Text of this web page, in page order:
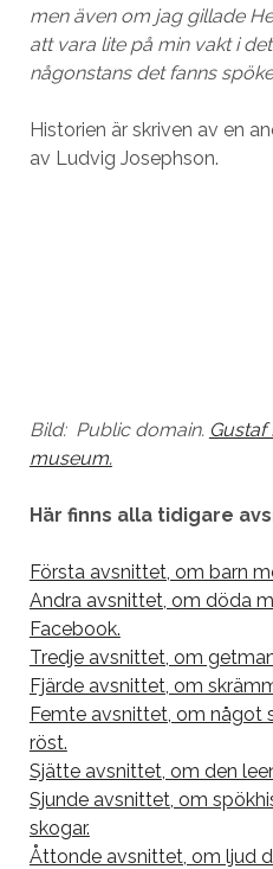
men även om jag gillade
att vara lite på min vakt i
någonstans det fanns
Historien är skriven av en
av Ludvig Josephson.
Bild: Public domain.
museum.
Här finns alla tidigare
Första avsnittet, om barn
Andra avsnittet, om döda
Facebook.
Tredje avsnittet, om
Fjärde avsnittet, om
Femte avsnittet, om något
röst.
Sjätte avsnittet, om den
Sjunde avsnittet, om
skogar.
Åttonde avsnittet, om ljud